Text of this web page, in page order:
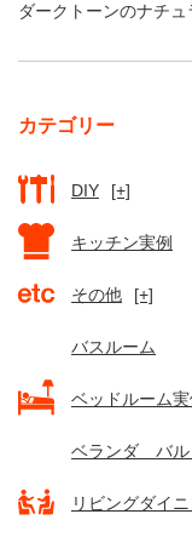
ダークトーンのナチ
カテゴリー
DIY [+]
キッチン実例
その他 [+]
バスルーム
ベッドルーム実
ベランダ バル
リビングダイ